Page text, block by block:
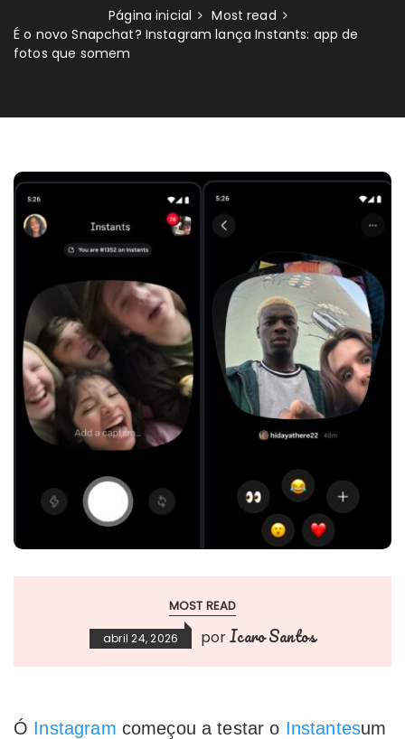
Página inicial
Most read
É o novo Snapchat? Instagram lança Instants: app de
fotos que somem
MOST READ
abril 24, 2026 porIcaro Santos
Ó Instagram começou a testar o Instantesum